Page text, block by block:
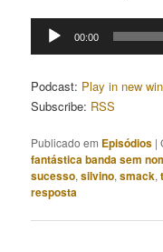
Tocador
00:00
Podcast: Play in new
Subscribe: RSS
Publicado em Episódios |
fantástica banda sem
sucesso,silvino,smack,
resposta